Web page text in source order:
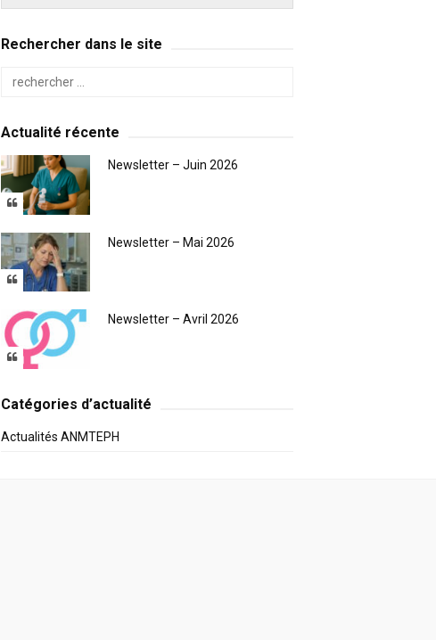
Rechercher dans le site
Actualité récente
Newsletter – Juin 2026
Newsletter – Mai 2026
Newsletter – Avril 2026
Catégories d’actualité
Actualités ANMTEPH